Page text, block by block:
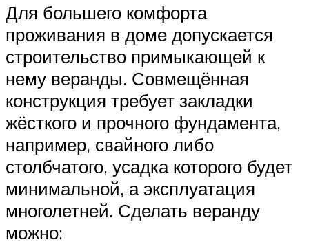
Для большего комфорта
проживания в доме допускается
строительство примыкающей к
нему веранды. Совмещённая
конструкция требует закладки
жёсткого и прочного фундамента,
например, свайного либо
столбчатого, усадка которого будет
минимальной, а эксплуатация
многолетней. Сделать веранду
можно: